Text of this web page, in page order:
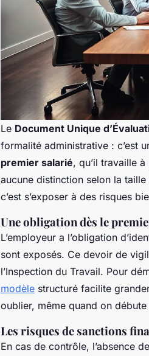
Le Document Unique
formalité administrative : c’est
premier salarié, qu’il travaille
aucune distinction selon la
c’est s’exposer à des risques
Une obligation dès le
L’employeur a l’obligation
sont exposés. Ce devoir de
l’Inspection du Travail. Pour
modèle structuré facilite
oublier, même quand on
Les risques de sanctions
En cas de contrôle, l’absence